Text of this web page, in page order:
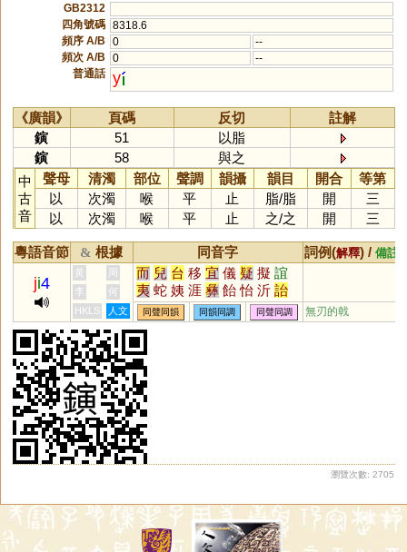
GB2312
四角號碼 8318.6
頻序 A/B
0
--
頻次 A/B
0
--
普通話 y
《廣韻》 頁碼 反切
註解
鏔
51
以脂
鏔
58
與之
中
古
音
聲母 清濁 部位 聲調 韻攝 韻目 開合
等第
以
次濁 喉 平 止 脂/脂 開
三
以
次濁 喉 平 止 之/之 開 三
粵語音節 & 根據 同音字 詞例(解釋) / 備註
ji4
黃 周 而 兒 台 移 宜 儀 疑 擬 誼
夷 蛇 姨 涯 彝 飴 怡 沂 詒
迤 酏 皚 頤 貽 咦 胰 簃 訑
觺 貤 鮞 痍 荑 宧 臑 嶷 匜
异
眱
詑
顊
狋
栘
李
何
HKLS
人文 同聲同韻 同韻同調 同聲同調 無刃的戟
瀏覽次數: 2705